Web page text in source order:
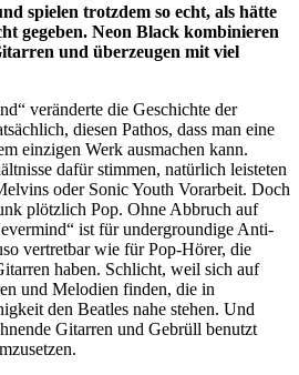
spielen trotzdem so echt, als hätte
gegeben. Neon Black kombinieren
und überzeugen mit viel
veränderte die Geschichte der
diesen Pathos, dass man eine
einzigen Werk ausmachen kann.
dafür stimmen, natürlich leisteten
oder Sonic Youth Vorarbeit. Doch
plötzlich Pop. Ohne Abbruch auf
ist für undergroundige Anti-
vertretbar wie für Pop-Hörer, die
haben. Schlicht, weil sich auf
und Melodien finden, die in
den Beatles nahe stehen. Und
Gitarren und Gebrüll benutzt